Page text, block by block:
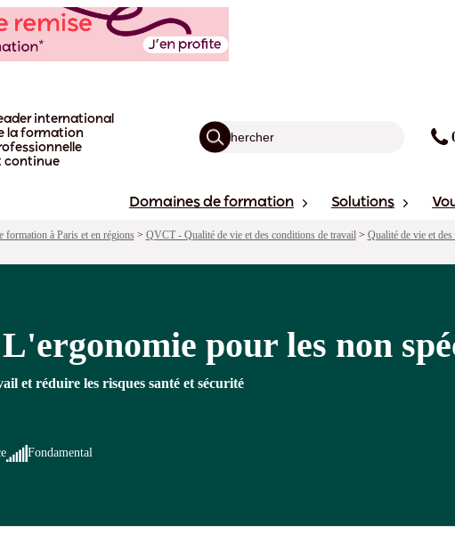
international
la formation
continue
Domaines de formation Solutions
formation à Paris et en régions> QVCT - Qualité de vie et des conditions de travail> Qualité de vie et
pour les non
et réduire les risques santé et sécurité
Fondamental
pour les non spécialistes
Objectifs Pédagogie Points forts